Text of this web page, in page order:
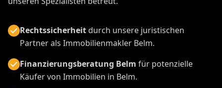
Rechtssicherheitdurch unsere juristischen
Partner als Immobilienmakler Belm.
Finanzierungsberatung Belm für potenzielle
Käufer von Immobilien in Belm.